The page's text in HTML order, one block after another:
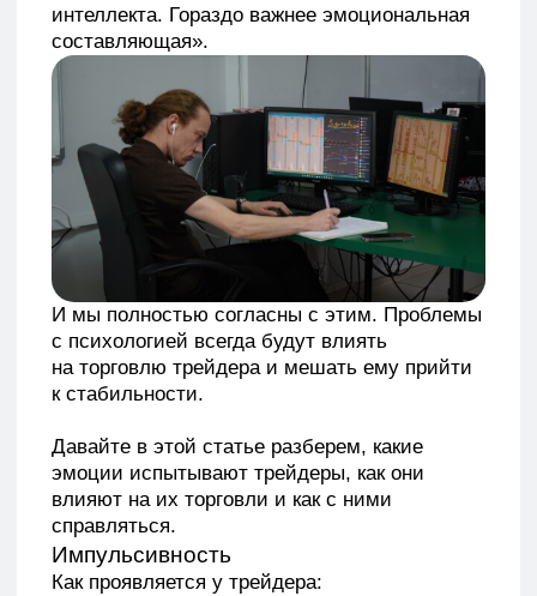
И мы полностью согласны с этим. Проблемы
с психологией всегда будут влиять
на торговлю трейдера и мешать ему прийти
к стабильности.
Давайте в этой статье разберем, какие
эмоции испытывают трейдеры, как они
влияют на их торговли и как с ними
справляться.
Импульсивность
Как проявляется у трейдера:
импульсивность — это быстрая стихийная
сиюминутным эмоциональным вспышкам.
Как влияет на торговлю: импульсивность
заставляет трейдера входить в сделки
необоснованно, без каких-либо условий,
не дает ему анализировать свои сделки
и торговать с холодной головой. Все